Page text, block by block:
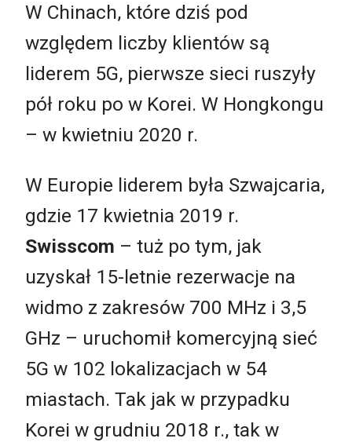
W Chinach, które dziś pod
względem liczby klientów są
liderem 5G, pierwsze sieci ruszyły
pół roku po w Korei. W Hongkongu
– w kwietniu 2020 r.
W Europie liderem była Szwajcaria,
gdzie 17 kwietnia 2019 r.
Swisscom – tuż po tym, jak
uzyskał 15-letnie rezerwacje na
widmo z zakresów 700 MHz i 3,5
GHz – uruchomił komercyjną sieć
5G w 102 lokalizacjach w 54
miastach. Tak jak w przypadku
Korei w grudniu 2018 r., tak w